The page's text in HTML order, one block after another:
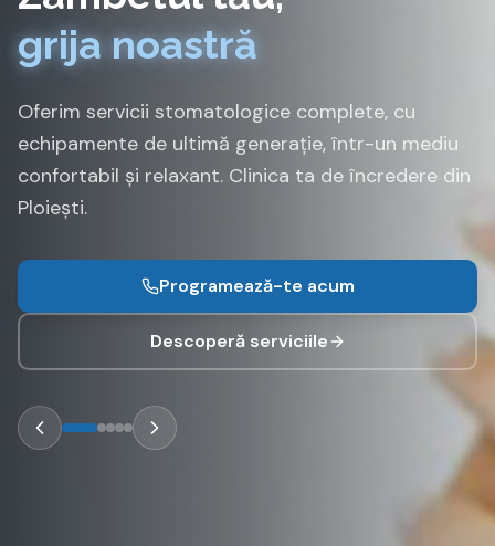
grija noastră
Oferim servicii stomatologice complete, cu
echipamente de ultimă generație, într-un mediu
confortabil și relaxant. Clinica ta de încredere din
Ploiești.
Programează-te acum
Descoperă serviciile